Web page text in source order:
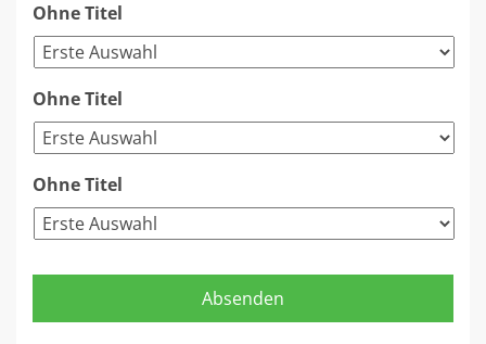
Ohne Titel
Ohne Titel
Ohne Titel